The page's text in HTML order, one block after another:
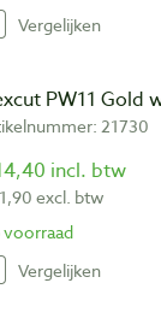
Vergelijken
PW11 Gold
21730
incl. btw
excl. btw
voorraad
Vergelijken